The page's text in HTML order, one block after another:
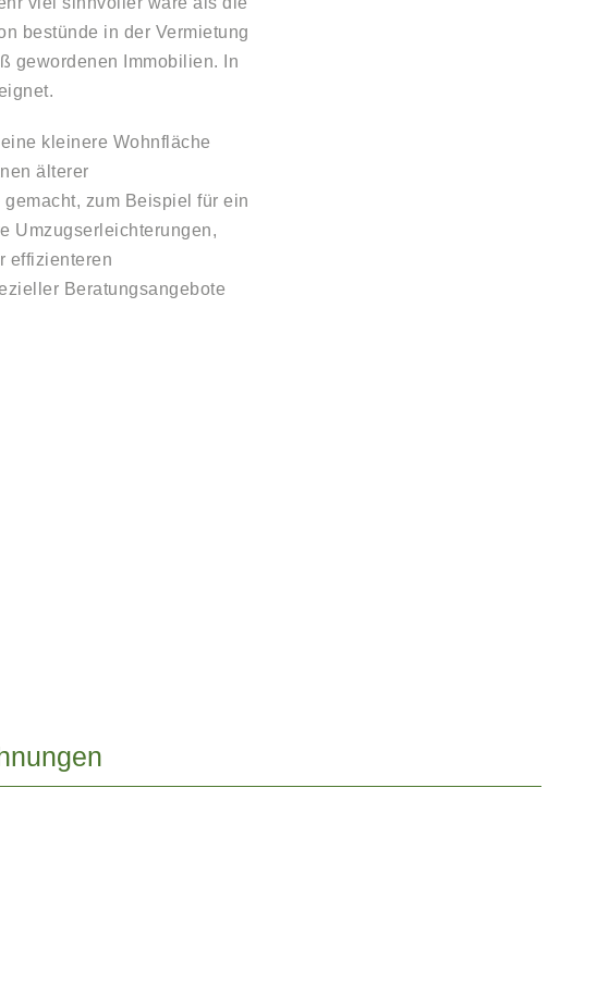
bestünde in der Vermietung
gewordenen Immobilien. In
kleinere Wohnfläche
älterer
zum Beispiel für ein
Umzugserleichterungen,
effizienteren
Beratungsangebote